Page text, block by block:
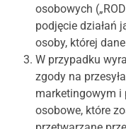
osobowych
podjęcie działań
osoby, której
W przypadku
zgody na
marketingowym i
osobowe, które